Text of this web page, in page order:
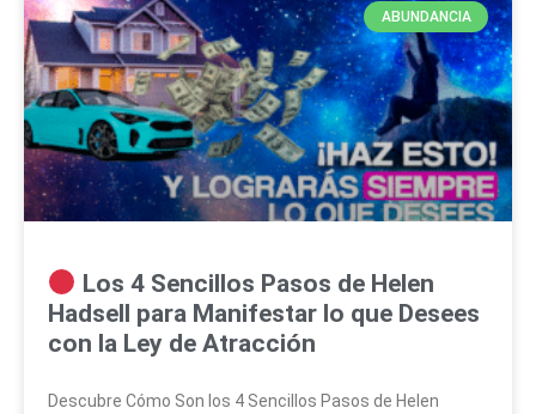
ABUNDANCIA
Los 4 Sencillos Pasos de Helen
Hadsell para Manifestar lo que Desees
con la Ley de Atracción
Descubre Cómo Son los 4 Sencillos Pasos de Helen